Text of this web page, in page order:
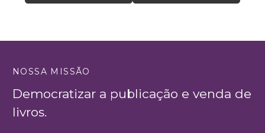
NOSSA MISSÃO
Democratizar a publicação e venda de
livros.